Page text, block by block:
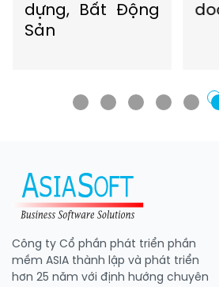
dựng, Bất Động
Sản
Công ty Cổ phần phát triển phần
mềm ASIA thành lập và phát triển
hơn 25 năm với định hướng chuyên